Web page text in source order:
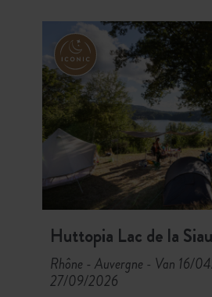
verblijf!
Huttopia Lac de la
Rhône - Auvergne - Van 16/
27/09/2026